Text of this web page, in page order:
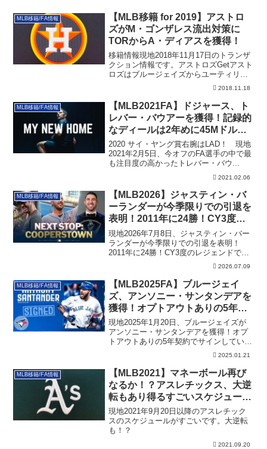
MLB移籍/FA情報
【MLB移籍 for 2019】アストロ
ズがM・ゴンザレス流出対策に
TORからA・ディアスを獲得！
移籍情報現地2018年11月17日のトランザ
クション情報です。アストロズGetアスト
ロズはブルージェイズからユーティリ
2018.11.18
MLB移籍/FA情報
【MLB2021FA】ドジャース、ト
レバー・バウアーを獲得！記録的
なディールは2年めに45Mドル！
（訂正あり）
2020 サイ・ヤング賞右腕はLAD！ 現地
2021年2月5日、今オフのFA選手の中で最
も注目度の高かったトレバー・バウ...
2021.02.06
MLB移籍/FA情報
【MLB2026】ジャスティン・バ
ーランダーが今季限りでの引退を
表明！2011年に24勝！CY3度の
レジェンド
現地2026年7月8日、ジャスティン・バー
ランダーが今季限りでの引退を表明！
2011年に24勝！CY3度のレジェンドで
2026.07.09
MLB移籍/FA情報
【MLB2025FA】ブルージェイ
ズ、アンソニー・サンタンデアを
獲得！オプトアウトありの5年契
約でサイン
現地2025年1月20日、ブルージェイズが
アンソニー・サンタンデアを獲得！オプ
トアウトありの5年契約でサインしていま
2025.01.21
MLB移籍/FA情報
【MLB2021】マネーボール再び
なるか！？アスレチックス、大逆
転もあり得るすごいスケジュール
（追記あり2）
現地2021年9月20日以降のアスレチック
スのスケジュールがすごいです。大逆転
も！？
2021.09.20